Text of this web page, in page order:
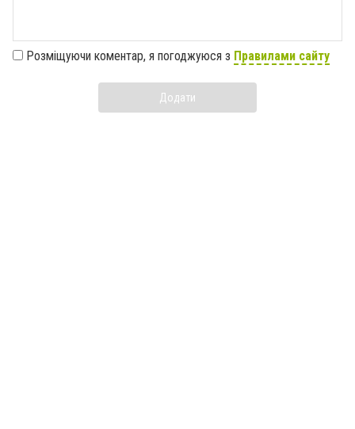
Розміщуючи коментар, я погоджуюся з Правилами сайту
Додати